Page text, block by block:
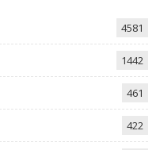
4581
1442
461
422